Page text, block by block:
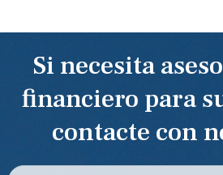
Si necesita
financiero para
contacte con